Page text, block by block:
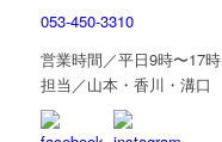
053-450-3310
営業時間／平日9時〜17時
担当／山本・香川・溝口